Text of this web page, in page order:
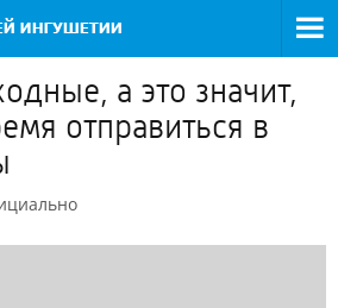
а это значит,
отправиться в